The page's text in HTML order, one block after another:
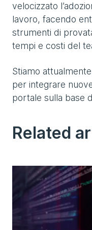
velocizzato
lavoro, facendo
strumenti di
tempi e costi del
Stiamo
per integrare
portale sulla base
Related